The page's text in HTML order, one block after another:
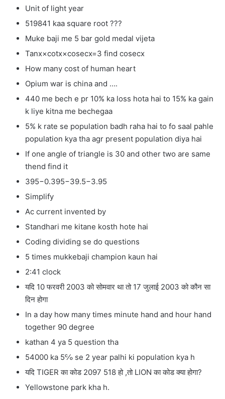
Unit of light year
519841 kaa square root ???
Muke baji me 5 bar gold medal vijeta
Tanx×cotx×cosecx=3 find cosecx
How many cost of human heart
Opium war is china and ….
440 me bech e pr 10% ka loss hota hai to 15% ka gain
k liye kitna me bechegaa
5% k rate se population badh raha hai to fo saal pahle
population kya tha agr present population diya hai
If one angle of triangle is 30 and other two are same
thend find it
395−0.395−39.5−3.95
Simplify
Ac current invented by
Standhari me kitane kosth hote hai
Coding dividing se do questions
5 times mukkebaji champion kaun hai
2:41 clock
यदि 10 फरवरी 2003 को सोमवार था तो 17 जुलाई 2003 को कौन सा
दिन होगा
In a day how many times minute hand and hour hand
together 90 degree
kathan 4 ya 5 question tha
54000 ka 5℅ se 2 year palhi ki population kya h
यदि TIGER का कोड 2097 518 हो ,तो LION का कोड क्या होगा?
Yellowstone park kha h.